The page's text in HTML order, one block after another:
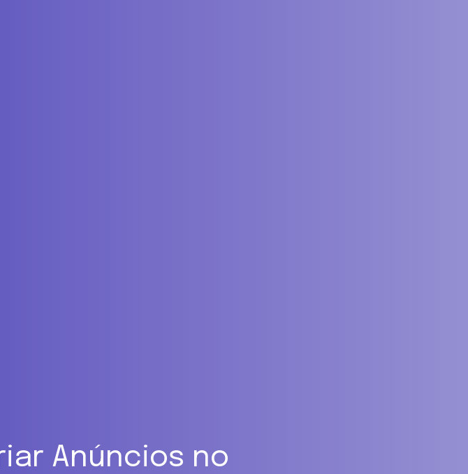
Anúncios no